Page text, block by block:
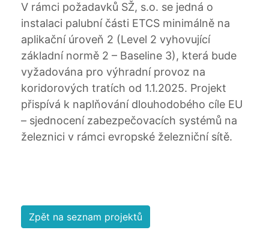
V rámci požadavků SŽ, s.o. se jedná o
instalaci palubní části ETCS minimálně na
aplikační úroveň 2 (Level 2 vyhovující
základní normě 2 – Baseline 3), která bude
vyžadována pro výhradní provoz na
koridorových tratích od 1.1.2025. Projekt
přispívá k naplňování dlouhodobého cíle EU
– sjednocení zabezpečovacích systémů na
železnici v rámci evropské železniční sítě.
Zpět na seznam projektů